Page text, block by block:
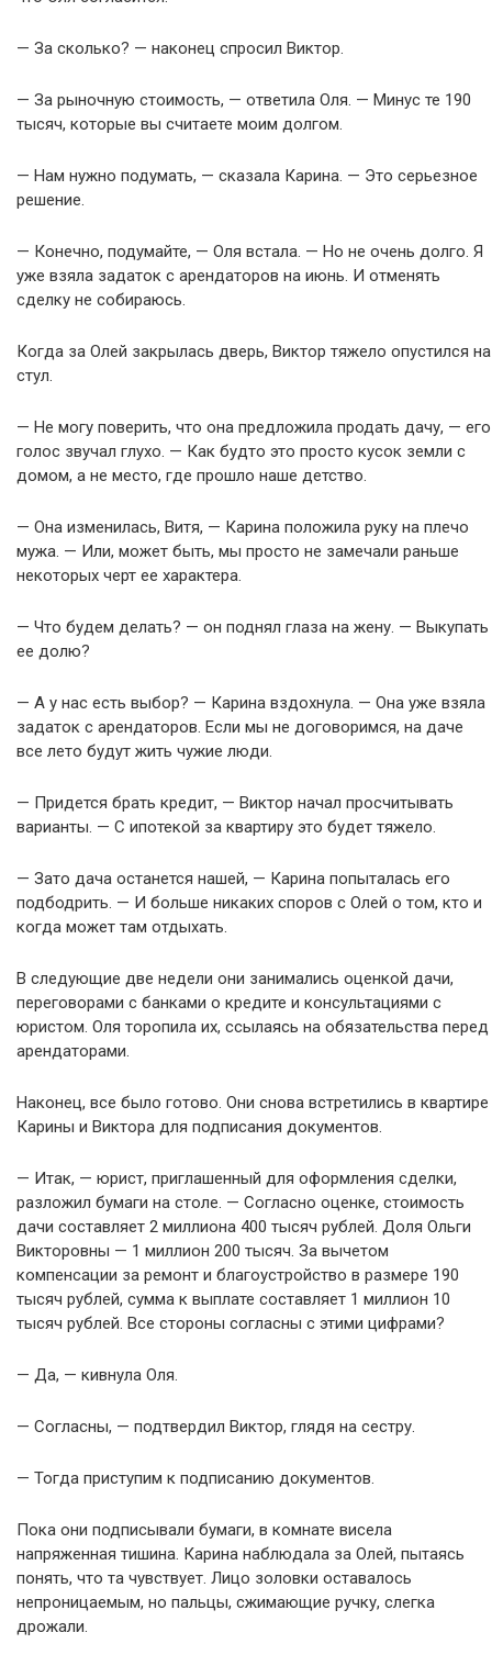
— За сколько? — наконец спросил Виктор.
— За рыночную стоимость, — ответила Оля. — Минус те 190
тысяч, которые вы считаете моим долгом.
— Нам нужно подумать, — сказала Карина. — Это серьезное
решение.
— Конечно, подумайте, — Оля встала. — Но не очень долго. Я
уже взяла задаток с арендаторов на июнь. И отменять
сделку не собираюсь.
Когда за Олей закрылась дверь, Виктор тяжело опустился на
стул.
— Не могу поверить, что она предложила продать дачу, — его
голос звучал глухо. — Как будто это просто кусок земли с
домом, а не место, где прошло наше детство.
— Она изменилась, Витя, — Карина положила руку на плечо
мужа. — Или, может быть, мы просто не замечали раньше
некоторых черт ее характера.
— Что будем делать? — он поднял глаза на жену. — Выкупать
ее долю?
— А у нас есть выбор? — Карина вздохнула. — Она уже взяла
задаток с арендаторов. Если мы не договоримся, на даче
все лето будут жить чужие люди.
— Придется брать кредит, — Виктор начал просчитывать
варианты. — С ипотекой за квартиру это будет тяжело.
— Зато дача останется нашей, — Карина попыталась его
подбодрить. — И больше никаких споров с Олей о том, кто и
когда может там отдыхать.
В следующие две недели они занимались оценкой дачи,
переговорами с банками о кредите и консультациями с
юристом. Оля торопила их, ссылаясь на обязательства перед
арендаторами.
Наконец, все было готово. Они снова встретились в квартире
Карины и Виктора для подписания документов.
— Итак, — юрист, приглашенный для оформления сделки,
разложил бумаги на столе. — Согласно оценке, стоимость
дачи составляет 2 миллиона 400 тысяч рублей. Доля Ольги
Викторовны — 1 миллион 200 тысяч. За вычетом
компенсации за ремонт и благоустройство в размере 190
тысяч рублей, сумма к выплате составляет 1 миллион 10
тысяч рублей. Все стороны согласны с этими цифрами?
— Да, — кивнула Оля.
— Согласны, — подтвердил Виктор, глядя на сестру.
— Тогда приступим к подписанию документов.
Пока они подписывали бумаги, в комнате висела
напряженная тишина. Карина наблюдала за Олей, пытаясь
понять, что та чувствует. Лицо золовки оставалось
непроницаемым, но пальцы, сжимающие ручку, слегка
дрожали.